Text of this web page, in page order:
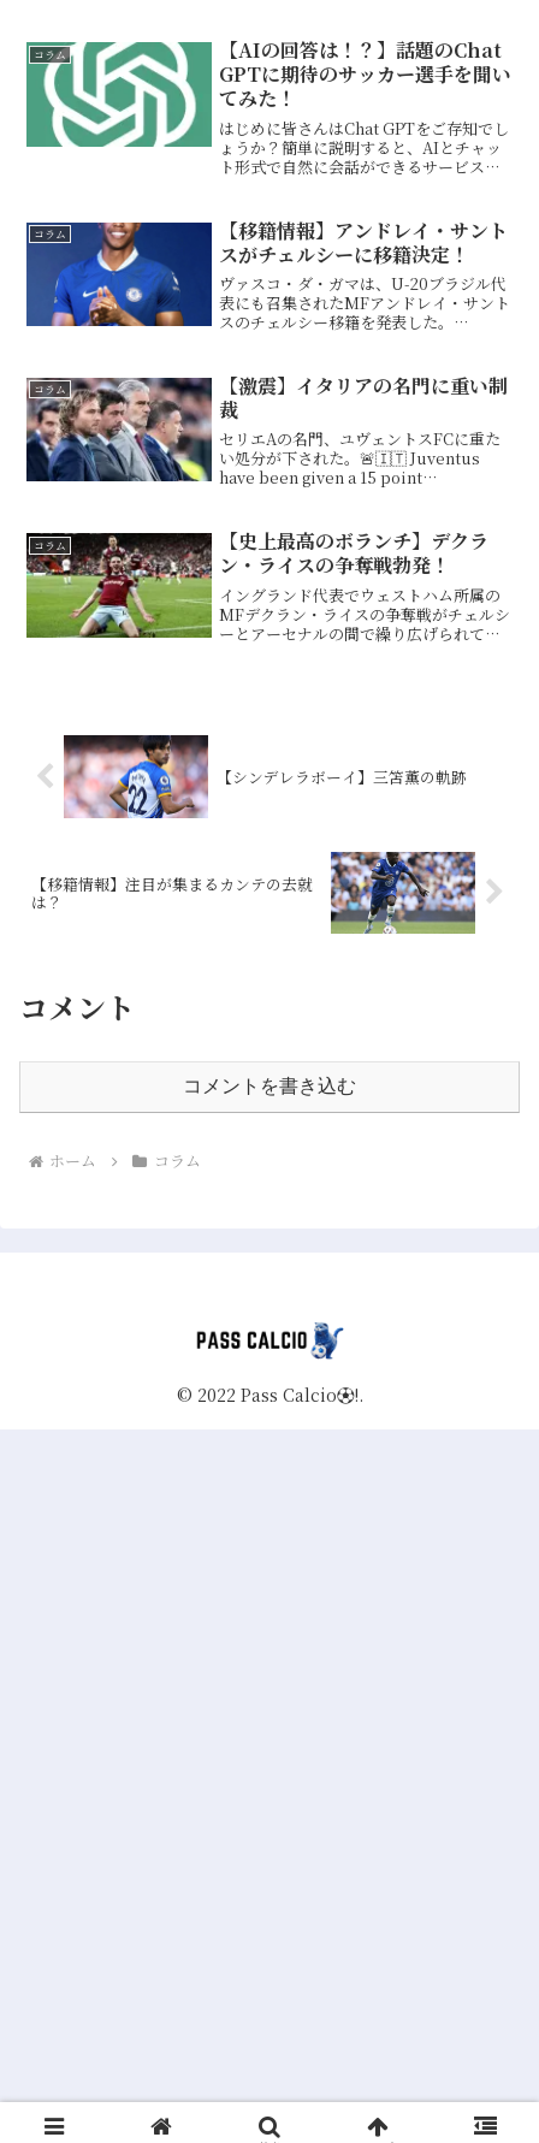
コラム
【AIの回答は！？】話題のChat
GPTに期待のサッカー選手を聞い
てみた！
はじめに皆さんはChat GPTをご存知でし
ょうか？簡単に説明すると、AIとチャッ
ト形式で自然に会話ができるサービスで
るというものだ。普段、期待しているサ
ッカー選手につ...
コラム
【移籍情報】アンドレイ・サント
スがチェルシーに移籍決定！
ヴァスコ・ダ・ガマは、U-20ブラジル代
表にも召集されたMFアンドレイ・サント
スのチェルシー移籍を発表した。
コラム
【激震】イタリアの名門に重い制
裁
セリエAの名門、ユヴェントスFCに重た
い処分が下された。🚨🇮🇹 Juventus
have been given a 15 point
コラム
【史上最高のボランチ】デクラ
ン・ライスの争奪戦勃発！
イングランド代表でウェストハム所属の
MFデクラン・ライスの争奪戦がチェルシ
ーとアーセナルの間で繰り広げられてい
【シンデレラボーイ】三笘薫の軌跡
【移籍情報】注目が集まるカンテの去就
は？
コメント
コメントを書き込む
ホーム コラム
© 2022 Pass Calcio⚽️!.